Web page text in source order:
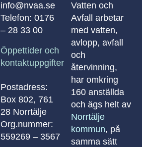
info@nvaa.se
Telefon: 0176
– 28 33 00
Öppettider och
kontaktuppgifter
Postadress:
Box 802, 761
28 Norrtälje
Org.nummer:
559269 – 3567
Vatten och
Avfall arbetar
med vatten,
avlopp, avfall
och
återvinning,
har omkring
160 anställda
och ägs helt av
Norrtälje
kommun, på
samma sätt